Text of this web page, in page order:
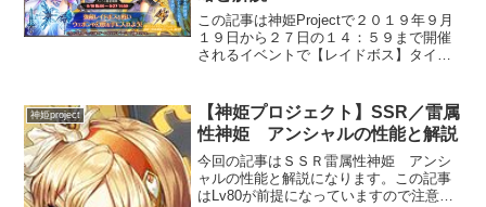
この記事は神姫Projectで２０１９年９月
１９日から２７日の１４：５９まで開催
されるイベントで【レイドボス】タイプ
す。【レイドイベント】とはイベントの
バトル全てが救援要...
神姫project
【神姫プロジェクト】SSR／雷属
性神姫 アンシャルの性能と解説
今回の記事はＳＳＲ雷属性神姫 アンシ
ャルの性能と解説になります。この記事
はLv80が前提になっていますので注意し